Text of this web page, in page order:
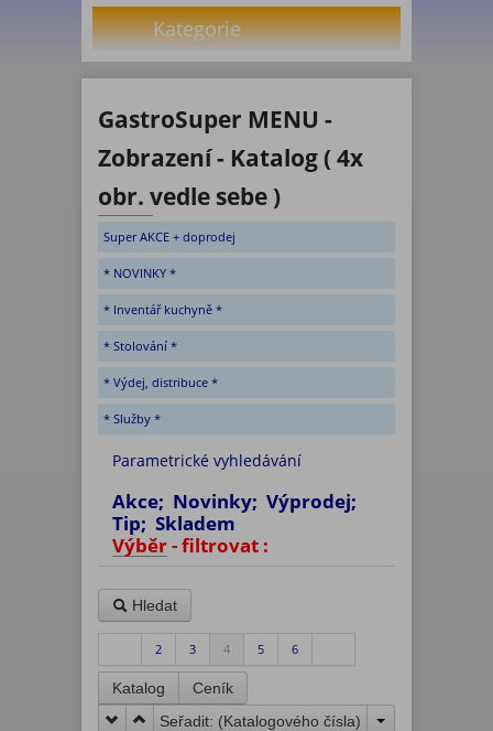
Kategorie
GastroSuper MENU -
Zobrazení - Katalog ( 4x
obr. vedle sebe )
Super AKCE + doprodej
* NOVINKY *
* Inventář kuchyně *
* Stolování *
* Výdej, distribuce *
* Služby *
Parametrické vyhledávání
Akce; Novinky; Výprodej;
Tip; Skladem
Výběr - filtrovat :
Hledat
2 3 4 5 6
Katalog
Ceník
Seřadit: (Katalogového čísla)